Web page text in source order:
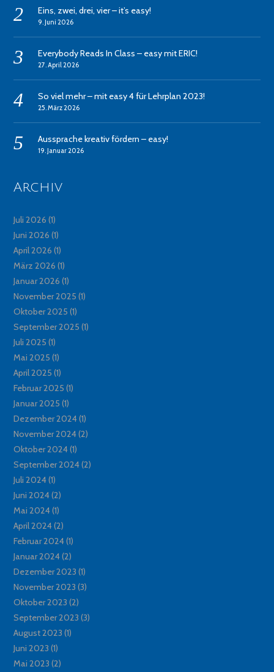
Eins, zwei, drei, vier – it’s easy!
9. Juni 2026
Everybody Reads In Class – easy mit ERIC!
27. April 2026
So viel mehr – mit easy 4 für Lehrplan 2023!
25. März 2026
Aussprache kreativ fördern – easy!
19. Januar 2026
Archiv
Juli 2026 (1)
Juni 2026 (1)
April 2026 (1)
März 2026 (1)
Januar 2026 (1)
November 2025 (1)
Oktober 2025 (1)
September 2025 (1)
Juli 2025 (1)
Mai 2025 (1)
April 2025 (1)
Februar 2025 (1)
Januar 2025 (1)
Dezember 2024(1)
November 2024(2)
Oktober 2024(1)
September 2024(2)
Juli 2024(1)
Juni 2024(2)
Mai 2024(1)
April 2024(2)
Februar 2024(1)
Januar 2024(2)
Dezember 2023 (1)
November 2023 (3)
Oktober 2023 (2)
September 2023 (3)
August 2023 (1)
Juni 2023 (1)
Mai 2023 (2)